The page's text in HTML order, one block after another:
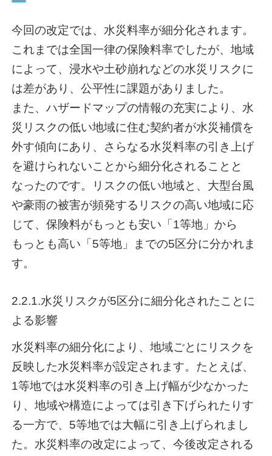
今回の改定では、水災料率が細分化されます。
これまでは全国一律の保険料率でしたが、地域
によって、浸水や土砂崩れなどの水災リスクに
は差があり、公平性に課題がありました。
また、ハザードマップの情報の充実により、水
災リスクの低い地域に住む契約者が水災補償を
外す傾向にあり、さらなる水災料率の引き上げ
を避けられないことから細分化されることと
なったのです。リスクの低い地域と、大型台風
や豪雨の被害が頻発するリスクの高い地域に応
じて、保険料がもっとも安い「1等地」から
もっとも高い「5等地」までの5区分に分かれま
す。
2.2.1.水災リスクが5区分に細分化されたことに
よる影響
水災料率の細分化により、地域ごとにリスクを
反映した水災料率が設定されます。たとえば、
1等地では水災料率の引き上げ幅が少なかった
り、地域や構造によっては引き下げられたりす
る一方で、5等地では大幅に引き上げられまし
た。水災料率の改定によって、今後改定される